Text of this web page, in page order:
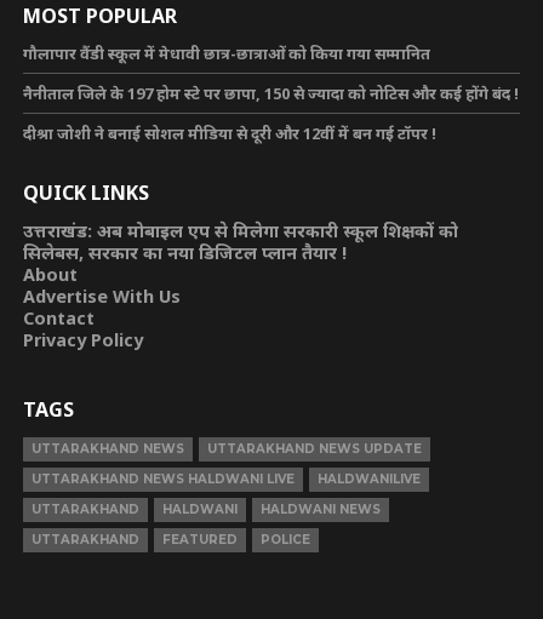
MOST POPULAR
गौलापार वैंडी स्कूल में मेधावी छात्र-छात्राओं को किया गया सम्मानित
नैनीताल जिले के 197 होम स्टे पर छापा, 150 से ज्यादा को नोटिस और कई होंगे बंद !
दीश्रा जोशी ने बनाई सोशल मीडिया से दूरी और 12वीं में बन गई टॉपर !
QUICK LINKS
उत्तराखंड: अब मोबाइल एप से मिलेगा सरकारी स्कूल शिक्षकों को
सिलेबस, सरकार का नया डिजिटल प्लान तैयार !
About
Advertise With Us
Contact
Privacy Policy
TAGS
UTTARAKHAND NEWS
UTTARAKHAND NEWS UPDATE
UTTARAKHAND NEWS HALDWANI LIVE
HALDWANILIVE
UTTARAKHAND
HALDWANI
HALDWANI NEWS
UTTARAKHAND
FEATURED POLICE